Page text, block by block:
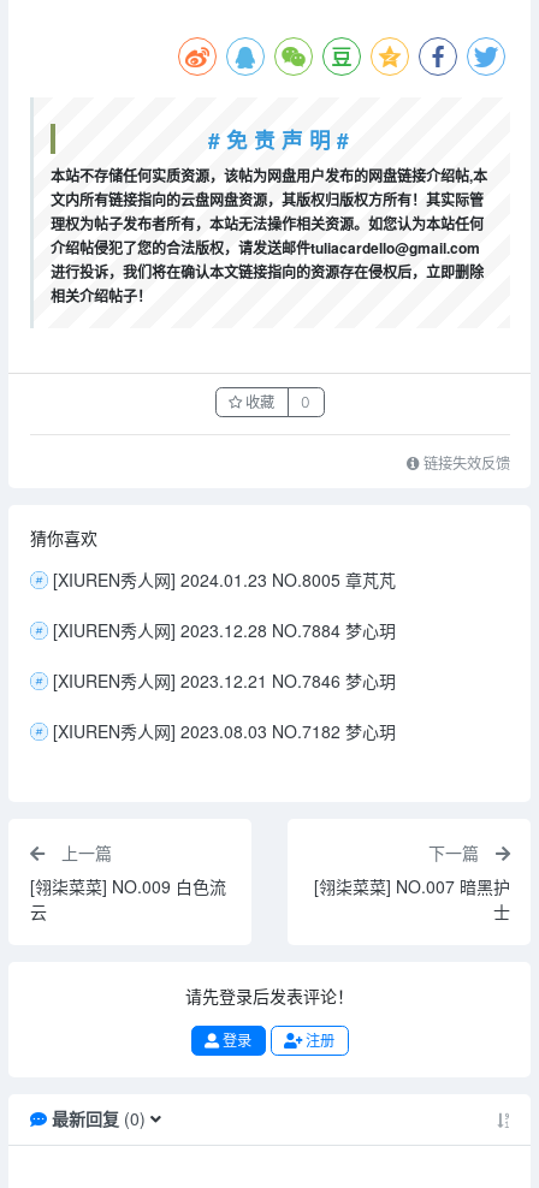
# 免 责 声 明 #
本站不存储任何实质资源，该帖为网盘用户发布的网盘链接介绍帖,本
文内所有链接指向的云盘网盘资源，其版权归版权方所有！其实际管
理权为帖子发布者所有，本站无法操作相关资源。如您认为本站任何
介绍帖侵犯了您的合法版权，请发送邮件tuliacardello@gmail.com
进行投诉，我们将在确认本文链接指向的资源存在侵权后，立即删除
相关介绍帖子！
收藏 0
链接失效反馈
猜你喜欢
[XIUREN秀人网] 2024.01.23 NO.8005 章芃芃
[XIUREN秀人网] 2023.12.28 NO.7884 梦心玥
[XIUREN秀人网] 2023.12.21 NO.7846 梦心玥
[XIUREN秀人网] 2023.08.03 NO.7182 梦心玥
上一篇
[翎柒菜菜] NO.009 白色流
云
下一篇
[翎柒菜菜] NO.007 暗黑护
士
请先登录后发表评论！
登录 注册
最新回复(0)